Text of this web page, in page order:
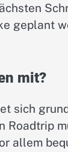
geplant
mit?
sich
Roadtrip
allem